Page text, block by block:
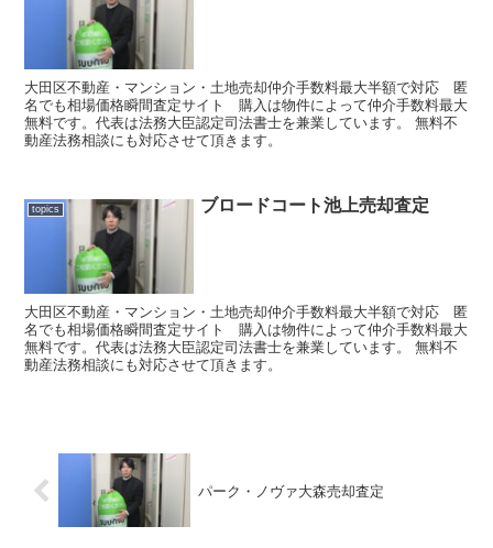
大田区不動産・マンション・土地売却仲介手数料最大半額で対応 匿
名でも相場価格瞬間査定サイト 購入は物件によって仲介手数料最大
無料です。代表は法務大臣認定司法書士を兼業しています。 無料不
動産法務相談にも対応させて頂きます。
topics ブロードコート池上売却査定
大田区不動産・マンション・土地売却仲介手数料最大半額で対応 匿
名でも相場価格瞬間査定サイト 購入は物件によって仲介手数料最大
無料です。代表は法務大臣認定司法書士を兼業しています。 無料不
動産法務相談にも対応させて頂きます。
パーク・ノヴァ大森売却査定